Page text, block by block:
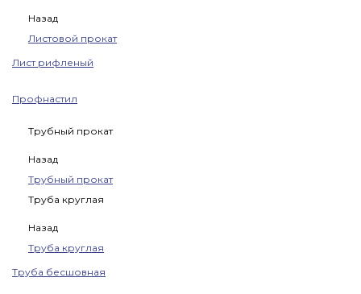
Назад
Листовой прокат
Лист рифленый
Профнастил
Трубный прокат
Назад
Трубный прокат
Труба круглая
Назад
Труба круглая
Труба бесшовная